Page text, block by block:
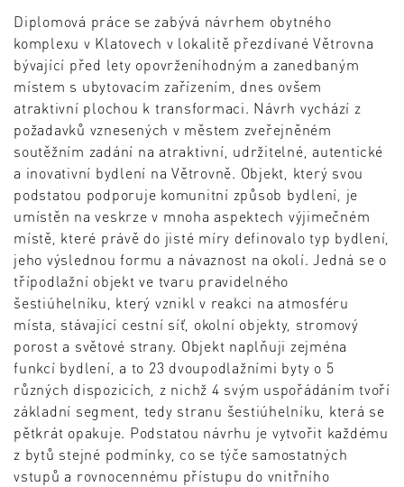
Diplomová práce se zabývá návrhem obytného
komplexu v Klatovech v lokalitě přezdívané Větrovna
bývající před lety opovrženíhodným a zanedbaným
místem s ubytovacím zařízením, dnes ovšem
atraktivní plochou k transformaci. Návrh vychází z
požadavků vznesených v městem zveřejněném
soutěžním zadání na atraktivní, udržitelné, autentické
a inovativní bydlení na Větrovně. Objekt, který svou
podstatou podporuje komunitní způsob bydlení, je
umístěn na veskrze v mnoha aspektech výjimečném
místě, které právě do jisté míry definovalo typ bydlení,
jeho výslednou formu a návaznost na okolí. Jedná se o
třípodlažní objekt ve tvaru pravidelného
šestiúhelníku, který vznikl v reakci na atmosféru
místa, stávající cestní síť, okolní objekty, stromový
porost a světové strany. Objekt naplňuji zejména
funkcí bydlení, a to 23 dvoupodlažními byty o 5
různých dispozicích, z nichž 4 svým uspořádáním tvoří
základní segment, tedy stranu šestiúhelníku, která se
pětkrát opakuje. Podstatou návrhu je vytvořit každému
z bytů stejné podmínky, co se týče samostatných
vstupů a rovnocennému přístupu do vnitřního